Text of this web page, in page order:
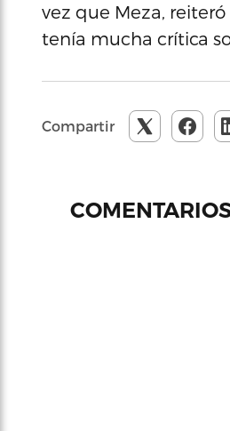
vez que Meza,
tenía mucha crítica
Compartir